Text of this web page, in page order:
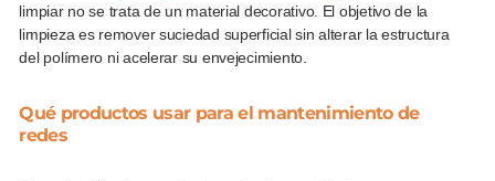
limpiar no se trata de un material decorativo. El objetivo de la
limpieza es remover suciedad superficial sin alterar la estructura
del polímero ni acelerar su envejecimiento.
Qué productos usar para el mantenimiento de
redes